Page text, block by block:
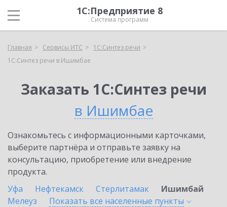
1С:Предприятие 8
Система программ
Главная Сервисы ИТС
1С:Синтез речи
1С:Синтез речи в Ишимбае
Заказать 1С:Синтез речи
в Ишимбае
Ознакомьтесь с информационными карточками,
выберите партнёра и отправьте заявку на
консультацию, приобретение или внедрение
продукта.
Уфа
Нефтекамск Стерлитамак
Ишимбай
Мелеуз
Показать все населенные пункты